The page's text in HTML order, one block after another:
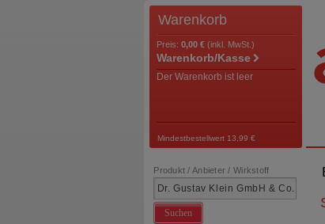
Warenkorb
Preis: 0,00 € (inkl. MwSt.)
Warenkorb/Kasse
Der Warenkorb ist leer
Mindestbestellwert 13,99 €
Produkt / Anbieter / Wirkstoff
Suchen